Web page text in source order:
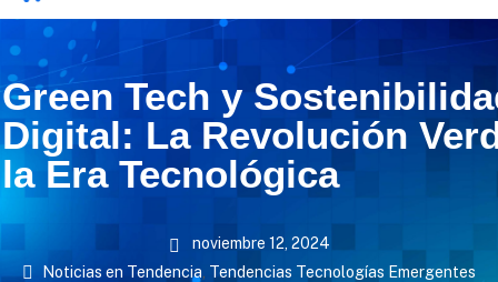
Green Tech y
Digital: La Revolución
la Era Tecnológica
noviembre 12, 2024
Noticias en Tendencia Tendencias Tecnologías Emergentes